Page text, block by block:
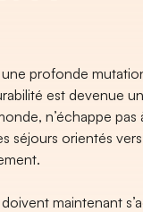
profonde
est devenue
n’échappe
séjours orientés
maintenant